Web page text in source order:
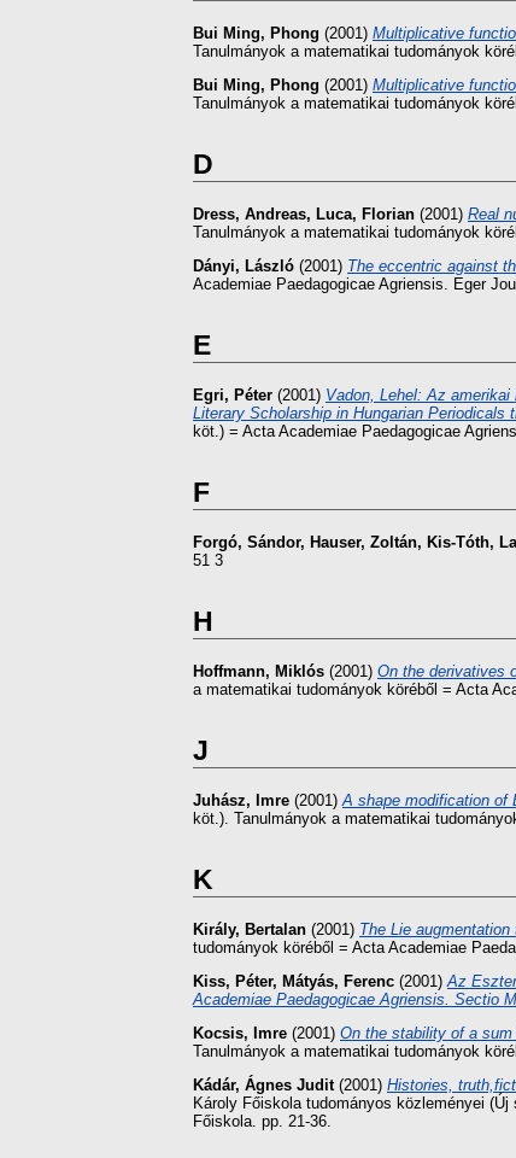
Bui Ming, Phong (2001) Multiplicative
Tanulmányok a matematikai tudományok
Bui Ming, Phong (2001) Multiplicative
Tanulmányok a matematikai tudományok
D
Dress, Andreas, Luca, Florian (2001) Real
Tanulmányok a matematikai tudományok
Dányi, László (2001) The eccentric against
Academiae Paedagogicae Agriensis. Eger
E
Egri, Péter (2001) Vadon, Lehel: Az
Literary Scholarship in Hungarian
köt.) = Acta Academiae Paedagogicae
F
Forgó, Sándor, Hauser, Zoltán, Kis-Tóth,
51 3
H
Hoffmann, Miklós (2001) On the derivatives
a matematikai tudományok köréből = Acta
J
Juhász, Imre (2001)A shape modification of
köt.). Tanulmányok a matematikai
K
Király, Bertalan (2001) The Lie
tudományok köréből = Acta Academiae
Kiss, Péter, Mátyás, Ferenc (2001)Az
Academiae Paedagogicae Agriensis. Sectio
Kocsis, Imre (2001) On the stability of a
Tanulmányok a matematikai tudományok
Kádár, Ágnes Judit (2001) Histories,
Károly Főiskola tudományos közleményei
Főiskola. pp. 21-36.